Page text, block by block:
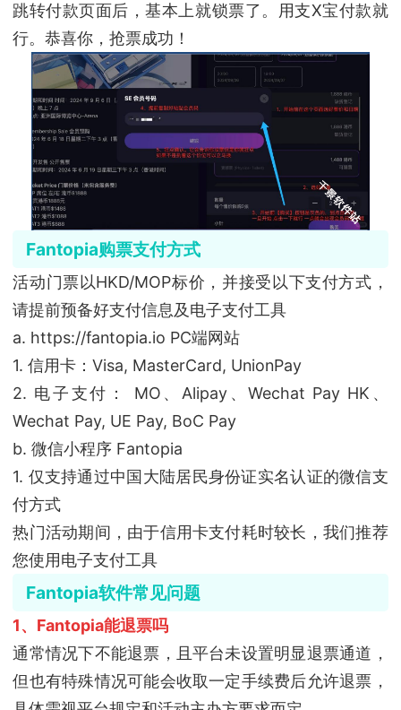
跳转付款页面后，基本上就锁票了。用支X宝付款就
行。恭喜你，抢票成功！
Fantopia购票支付方式
活动门票以HKD/MOP标价，并接受以下支付方式，
请提前预备好支付信息及电子支付工具
a. https://fantopia.io PC端网站
1. 信用卡：Visa, MasterCard, UnionPay
2. 电子支付： MO、Alipay、Wechat Pay HK、
Wechat Pay, UE Pay, BoC Pay
b. 微信小程序 Fantopia
1. 仅支持通过中国大陆居民身份证实名认证的微信支
付方式
热门活动期间，由于信用卡支付耗时较长，我们推荐
您使用电子支付工具
Fantopia软件常见问题
1、Fantopia能退票吗
通常情况下不能退票，且平台未设置明显退票通道，
但也有特殊情况可能会收取一定手续费后允许退票，